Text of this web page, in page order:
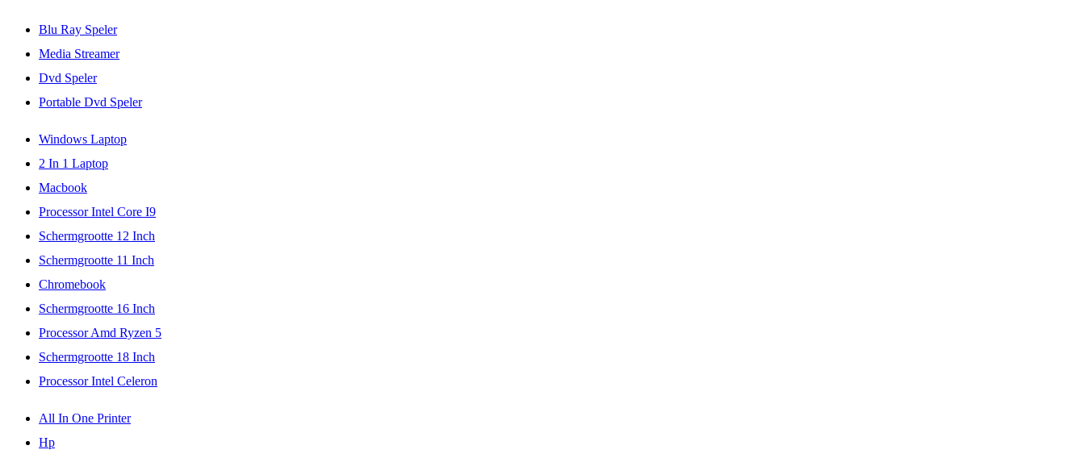
Blu Ray Speler
Media Streamer
Dvd Speler
Portable Dvd Speler
Windows Laptop
2 In 1 Laptop
Macbook
Processor Intel Core I9
Schermgrootte 12 Inch
Schermgrootte 11 Inch
Chromebook
Schermgrootte 16 Inch
Processor Amd Ryzen 5
Schermgrootte 18 Inch
Processor Intel Celeron
All In One Printer
Hp